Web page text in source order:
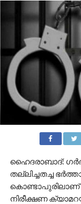
ഹൈദരാബാദ്:
തല്ലിച്ചതച്ച
കൊണ്ടാപുരിലാണ്
നിരീക്ഷണ